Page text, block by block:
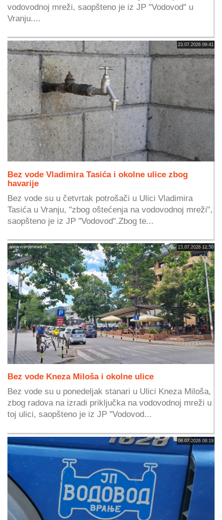
vodovodnoj mreži, saopšteno je iz JP "Vodovod" u
Vranju....
23.07.2026 09:41
Bez vode Vladimira Tasića i okolne ulice zbog
havarije
Bez vode su u četvrtak potrošači u Ulici Vladimira
Tasića u Vranju, "zbog oštećenja na vodovodnoj mreži",
saopšteno je iz JP "Vodovod".Zbog te...
13.07.2026 12:50
Bez vode Kneza Miloša i okolne ulice
Bez vode su u ponedeljak stanari u Ulici Kneza Miloša,
zbog radova na izradi priključka na vodovodnoj mreži u
toj ulici, saopšteno je iz JP "Vodovod...
08.07.2026 08:19